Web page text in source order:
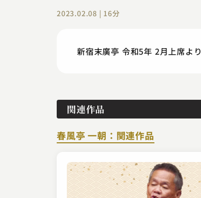
2023.02.08 | 16分
新宿末廣亭 令和5年 2月上席より
関連作品
春風亭 一朝：関連作品